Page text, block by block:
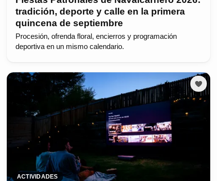
tradición, deporte y calle en la primera
quincena de septiembre
Procesión, ofrenda floral, encierros y programación
deportiva en un mismo calendario.
ACTIVIDADES